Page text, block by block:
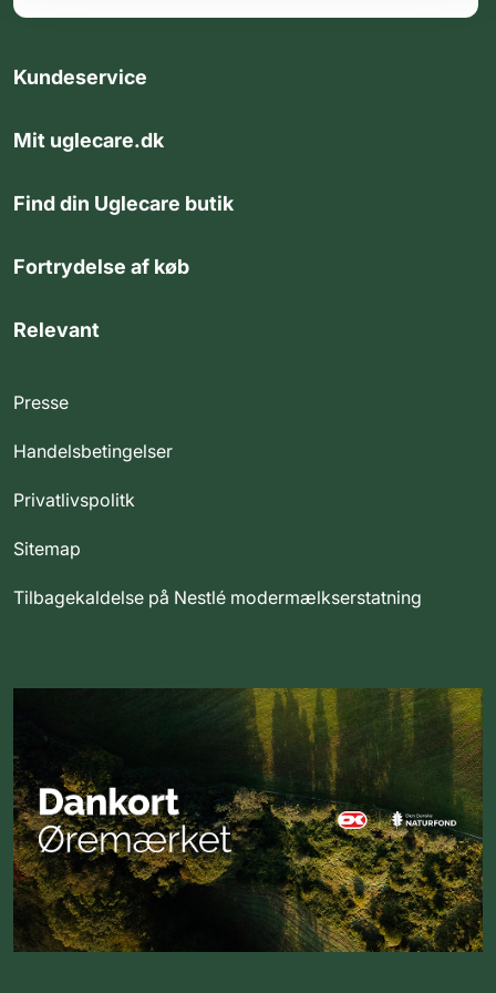
Kundeservice
Mit uglecare.dk
Find din Uglecare butik
Fortrydelse af køb
Relevant
Presse
Handelsbetingelser
Privatlivspolitk
Sitemap
Tilbagekaldelse på Nestlé modermælkserstatning